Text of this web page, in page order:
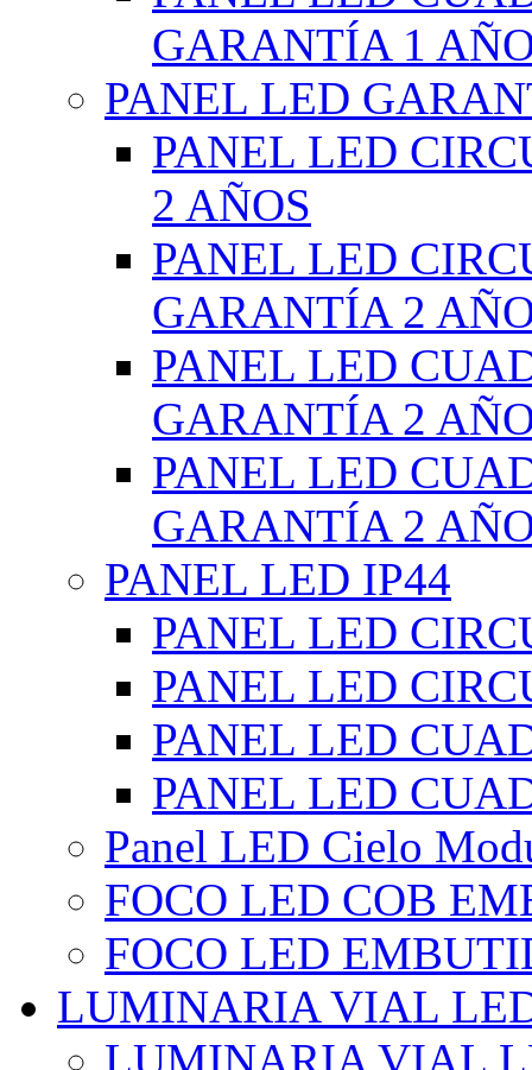
GARANTÍA 1
PANEL LED
PANEL LED
2 AÑOS
PANEL LED
GARANTÍA 2
PANEL LED
GARANTÍA 2
PANEL LED
GARANTÍA 2
PANEL LED IP44
PANEL LED
PANEL LED
PANEL LED
PANEL LED
Panel LED Cielo
FOCO LED COB
FOCO LED
LUMINARIA VIAL
LUMINARIA VIAL